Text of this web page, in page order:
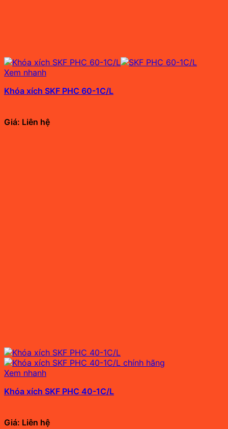
Xem nhanh
Khóa xích SKF PHC 60-1C/L
Giá: Liên hệ
Xem nhanh
Khóa xích SKF PHC 40-1C/L
Giá: Liên hệ